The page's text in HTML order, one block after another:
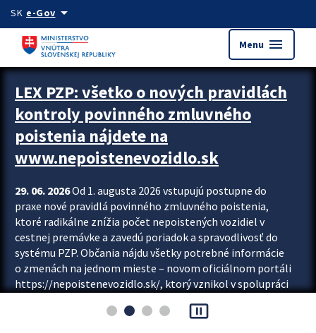
Preskocit na hlavný obsah
SK e-Govarrow_drop_down
Menu menu
Zastavit automatický posun upútavok
LEX PZP: všetko o nových pravidlách
kontroly povinného zmluvného
poistenia nájdete na
www.nepoistenevozidlo.sk
29. 06. 2026Od 1. augusta 2026 vstupujú postupne do
praxe nové pravidlá povinného zmluvného poistenia,
ktoré radikálne znížia počet nepoistených vozidiel v
cestnej premávke a zavedú poriadok a spravodlivosť do
systému PZP. Občania nájdu všetky potrebné informácie
o zmenách na jednom mieste – novom oficiálnom portáli
https://nepoistenevozidlo.sk/, ktorý vznikol v spolupráci
asociácie poisťovní (SLASPO) a Ministerstva vnútra SR.
pause_presentation